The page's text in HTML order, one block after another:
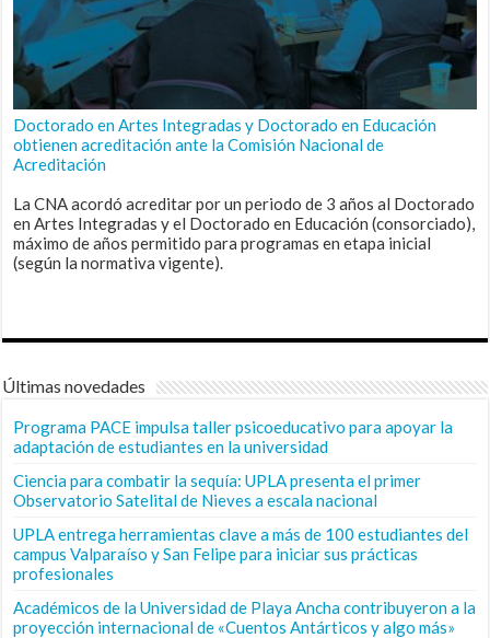
Doctorado en Artes Integradas y Doctorado en Educación
obtienen acreditación ante la Comisión Nacional de
Acreditación
La CNA acordó acreditar por un periodo de 3 años al Doctorado
en Artes Integradas y el Doctorado en Educación (consorciado),
máximo de años permitido para programas en etapa inicial
(según la normativa vigente).
Últimas novedades
Programa PACE impulsa taller psicoeducativo para apoyar la
adaptación de estudiantes en la universidad
Ciencia para combatir la sequía: UPLA presenta el primer
Observatorio Satelital de Nieves a escala nacional
UPLA entrega herramientas clave a más de 100 estudiantes del
campus Valparaíso y San Felipe para iniciar sus prácticas
profesionales
Académicos de la Universidad de Playa Ancha contribuyeron a la
proyección internacional de «Cuentos Antárticos y algo más»